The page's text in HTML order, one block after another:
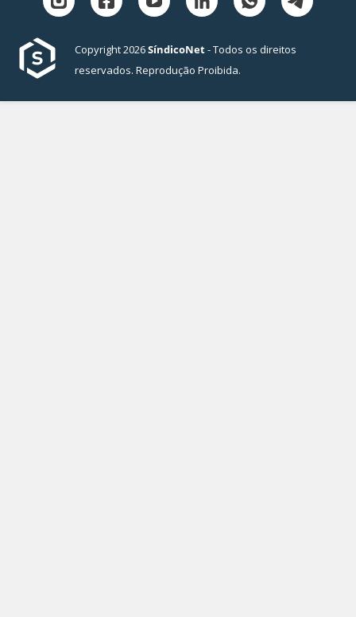
Copyright 2026SíndicoNet- Todos os direitos
reservados. Reprodução Proibida.